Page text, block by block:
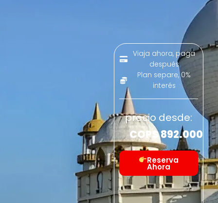
Viaja ahora, paga
después
Plan separe, 0%
interés
precio desde:
COP$892.000
Reserva
Ahora